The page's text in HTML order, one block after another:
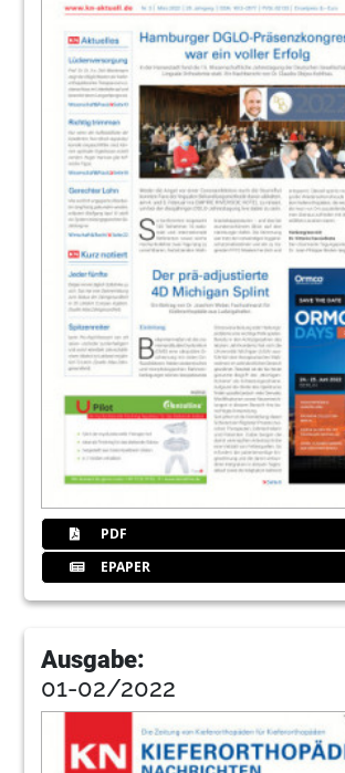
PDF
EPAPER
Ausgabe:
01-02/2022